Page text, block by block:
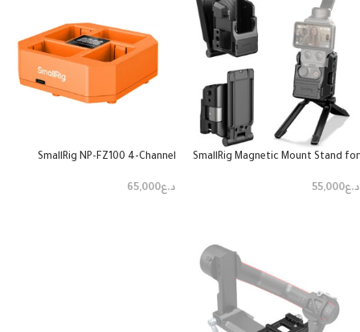
SmallRig Magnetic Mount Stand for
د.ع55,000
SmallRig NP-FZ100 4-Channel
د.ع65,000